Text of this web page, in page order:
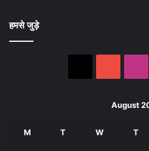
हमसे जुड़े
August
M T W T